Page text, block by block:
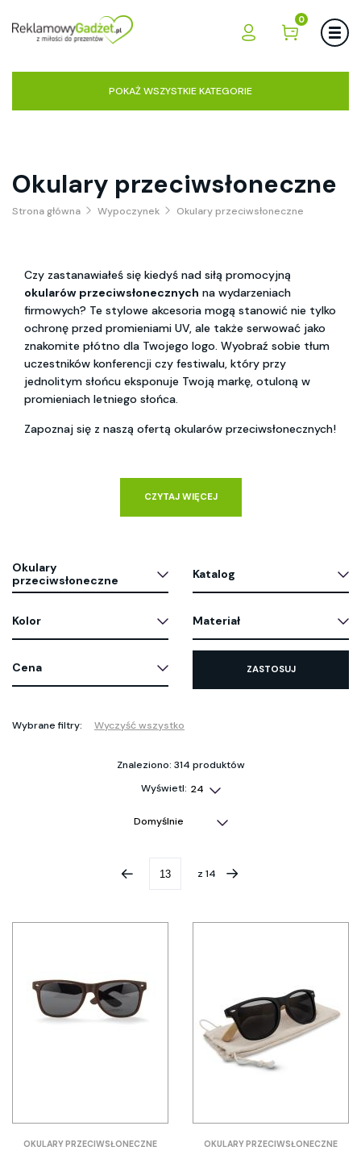
0
POKAŻ WSZYSTKIE KATEGORIE
Okulary przeciwsłoneczne
Strona główna Wypoczynek Okulary przeciwsłoneczne
okularów przeciwsłonecznych na wydarzeniach
firmowych? Te stylowe akcesoria mogą stanowić nie tylko
ochronę przed promieniami UV, ale także serwować jako
znakomite płótno dla Twojego logo. Wyobraź sobie tłum
uczestników konferencji czy festiwalu, który przy
jednolitym słońcu eksponuje Twoją markę, otuloną w
promieniach letniego słońca.
Zapoznaj się z naszą ofertą okularów przeciwsłonecznych!
CZYTAJ WIĘCEJ
Okulary
przeciwsłoneczne
Katalog
Kolor Materiał
Cena ZASTOSUJ
Wybrane filtry: Wyczyść wszystko
Znaleziono: 314 produktów
Wyświetl:
z 14
OKULARY PRZECIWSŁONECZNE OKULARY PRZECIWSŁONECZNE